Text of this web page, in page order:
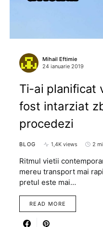
Mihail Eftimie
24 ianuarie 2019
Ti-ai planificat
fost intarziat
procedezi
BLOG 1,4K views 2
Ritmul vietii
mereu transport mai
pretul este mai…
READ MORE